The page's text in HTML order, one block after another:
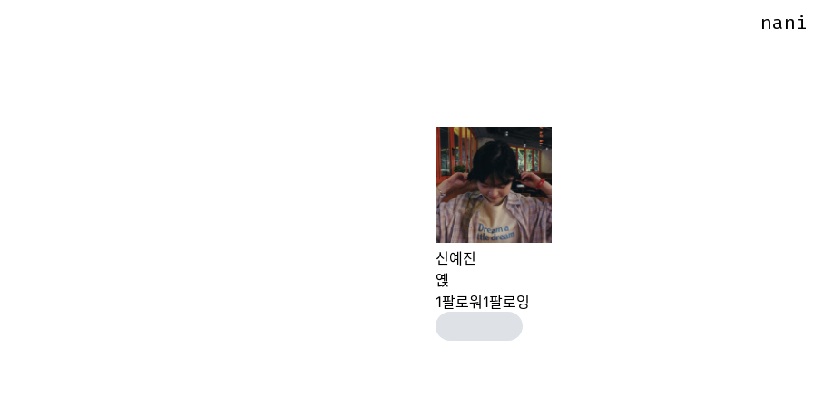
nani
nani
신예진
옍
1팔로워 1팔로잉